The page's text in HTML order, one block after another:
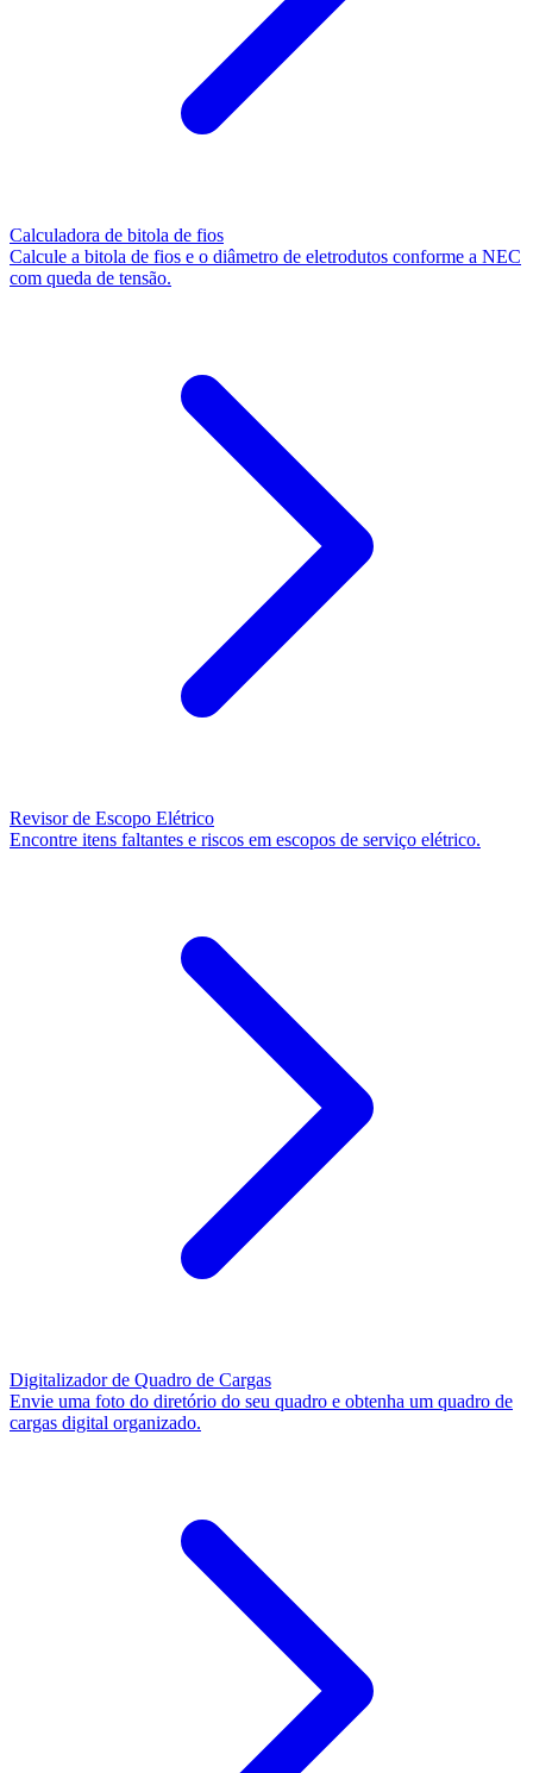
Calculadora de bitola de fios
Calcule a bitola de fios e o diâmetro de eletrodutos conforme a NEC
com queda de tensão.
Revisor de Escopo Elétrico
Encontre itens faltantes e riscos em escopos de serviço elétrico.
Digitalizador de Quadro de Cargas
Envie uma foto do diretório do seu quadro e obtenha um quadro de
cargas digital organizado.